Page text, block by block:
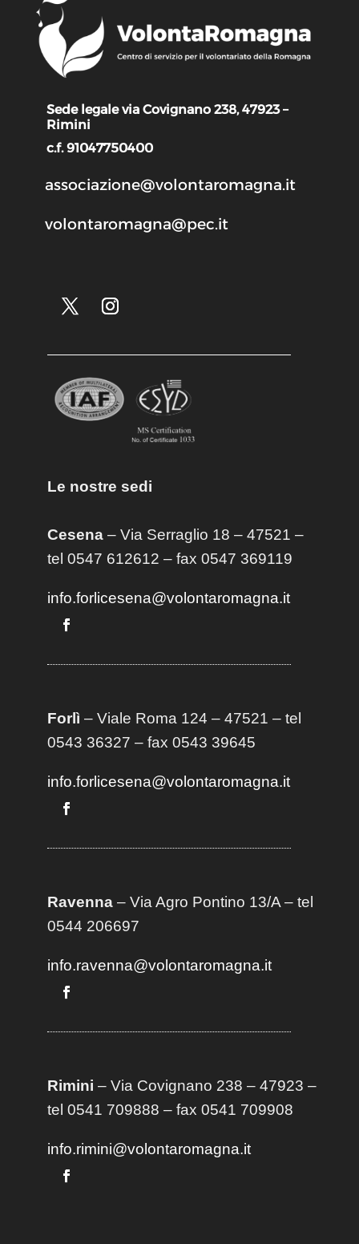
Sede legale via Covignano 238, 47923 –
Rimini
c.f. 91047750400
associazione@volontaromagna.it
volontaromagna@pec.it
Le nostre sedi
Cesena– Via Serraglio 18 – 47521 –
tel 0547 612612 – fax 0547 369119
info.forlicesena@volontaromagna.it
Forlì – Viale Roma 124 – 47521 – tel
0543 36327 – fax 0543 39645
info.forlicesena@volontaromagna.it
Ravenna– Via Agro Pontino 13/A– tel
0544 206697
info.ravenna@volontaromagna.it
Rimini – Via Covignano 238 – 47923 –
tel 0541 709888 – fax 0541 709908
info.rimini@volontaromagna.it